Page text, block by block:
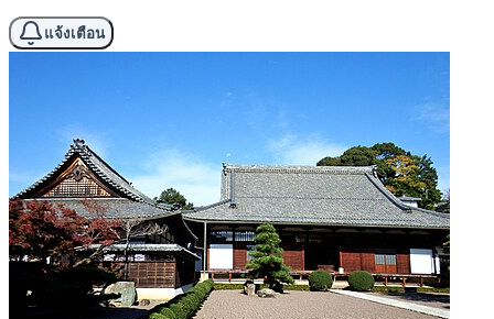
แจ้งเตือน